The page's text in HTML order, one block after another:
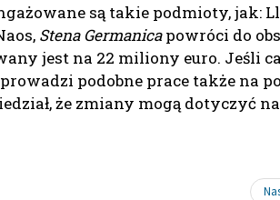
są takie podmioty, jak:
Stena Germanicapowróci do
jest na 22 miliony euro. Jeśli
podobne prace także na
że zmiany mogą dotyczyć